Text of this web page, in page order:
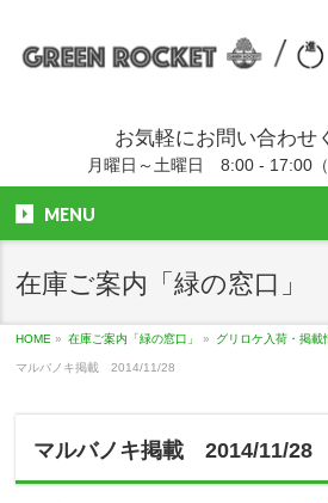
お気軽にお問い合わせ
月曜日～土曜日 8:00 - 17:00（
MENU
在庫ご案内「緑の窓口」
HOME » 在庫ご案内「緑の窓口」 » グリロケ入荷・掲載
マルバノキ掲載 2014/11/28
マルバノキ掲載 2014/11/28